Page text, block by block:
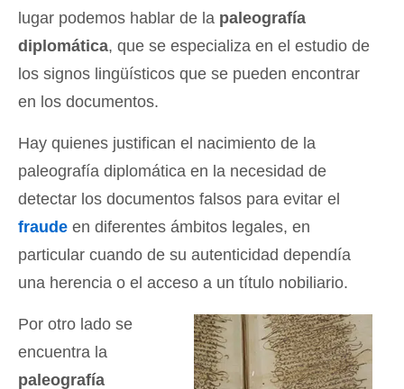
lugar podemos hablar de la paleografía
diplomática, que se especializa en el estudio de
los signos lingüísticos que se pueden encontrar
en los documentos.
Hay quienes justifican el nacimiento de la
paleografía diplomática en la necesidad de
detectar los documentos falsos para evitar el
fraude en diferentes ámbitos legales, en
particular cuando de su autenticidad dependía
una herencia o el acceso a un título nobiliario.
Por otro lado se
encuentra la
paleografía